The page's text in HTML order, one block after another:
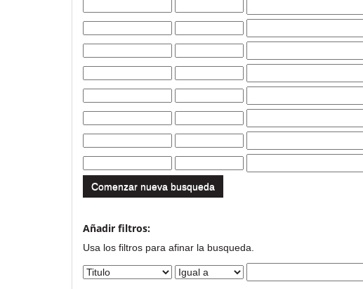
Comenzar nueva busqueda
Añadir filtros:
Usa los filtros para afinar la busqueda.